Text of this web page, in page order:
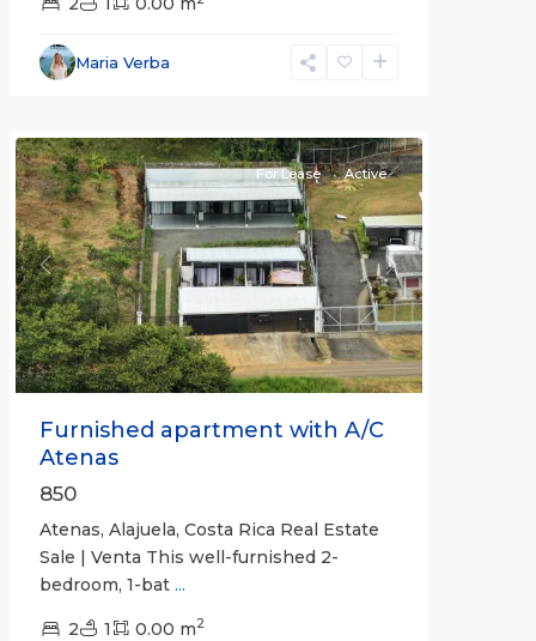
Maria Verba
Alajuela
(Province)
Previous Next
For Lease Active
Furnished apartment with A/C
Atenas
850
Atenas, Alajuela, Costa Rica Real Estate
Sale | Venta This well-furnished 2-
bedroom, 1-bat ...
2 1 0.00 m2